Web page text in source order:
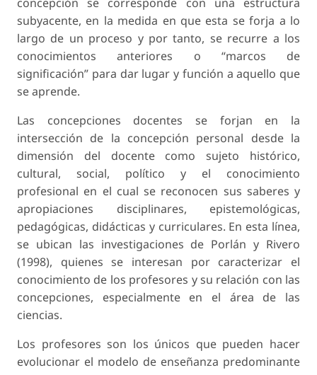
subyacente, en la medida en que esta se forja a lo
largo de un proceso y por tanto, se recurre a los
conocimientos anteriores o “marcos de
significación” para dar lugar y función a aquello que
se aprende.
Las concepciones docentes se forjan en la
intersección de la concepción personal desde la
dimensión del docente como sujeto histórico,
cultural, social, político y el conocimiento
profesional en el cual se reconocen sus saberes y
apropiaciones disciplinares, epistemológicas,
pedagógicas, didácticas y curriculares. En esta línea,
se ubican las investigaciones de Porlán y Rivero
(1998), quienes se interesan por caracterizar el
conocimiento de los profesores y su relación con las
concepciones, especialmente en el área de las
ciencias.
Los profesores son los únicos que pueden hacer
evolucionar el modelo de enseñanza predominante